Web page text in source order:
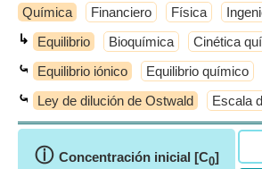
Química Financiero Física
↳ Equilibrio Bioquímica Cinética
⤿ Equilibrio iónico Equilibrio químico
⤿ Ley de dilución de Ostwald Escala
ⓘ Concentración inicial [C0]